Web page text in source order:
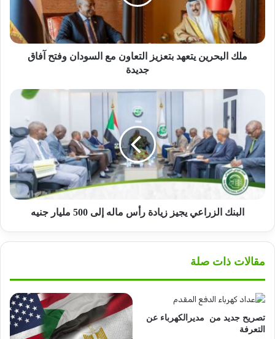
السودان
آفاق
جديدةملك البحرين يتعهد بتعزيز التعاون مع السودان وفتح آفاق
جديدة
يجيز
زيادة
رأس
ماله
إلى
500
البنك الزراعي يجيز زيادة رأس ماله إلى 500 مليار جنيه
مقالات ذات صلة
تصريح جديد من مديرالكهرباء عن
التعرفة